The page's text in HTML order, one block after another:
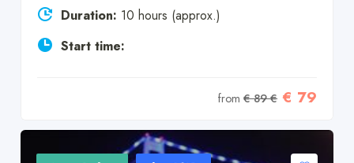
Duration: 10 hours (approx.)
Start time:
from€ 89 € € 79